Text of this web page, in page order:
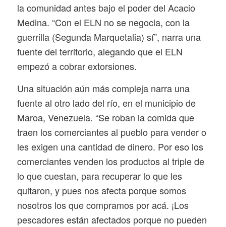
la comunidad antes bajo el poder del Acacio
Medina. “Con el ELN no se negocia, con la
guerrilla (Segunda Marquetalia) sí”, narra una
fuente del territorio, alegando que el ELN
empezó a cobrar extorsiones.
Una situación aún más compleja narra una
fuente al otro lado del río, en el municipio de
Maroa, Venezuela. “Se roban la comida que
traen los comerciantes al pueblo para vender o
les exigen una cantidad de dinero. Por eso los
comerciantes venden los productos al triple de
lo que cuestan, para recuperar lo que les
quitaron, y pues nos afecta porque somos
nosotros los que compramos por acá. ¡Los
pescadores están afectados porque no pueden